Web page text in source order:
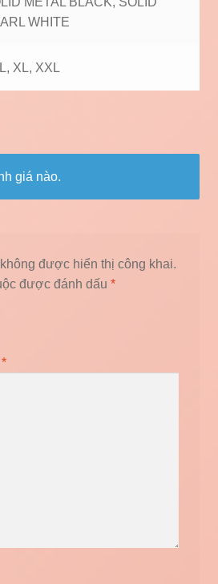
WHITE
XL, XXL
giá nào.
được hiển thị công khai.
được đánh dấu *
*